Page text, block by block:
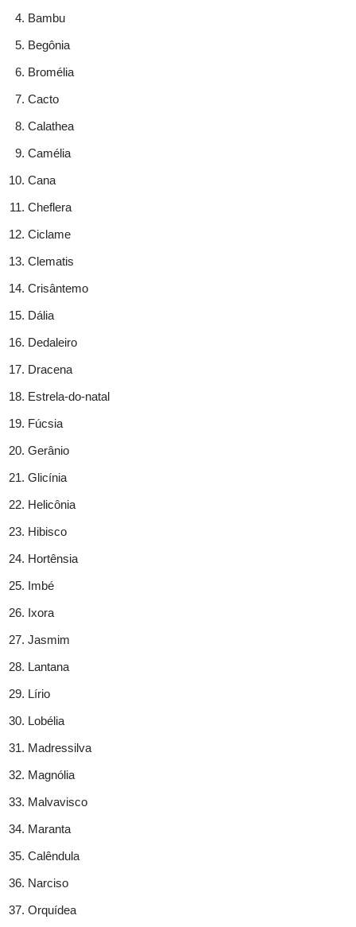
Bambu
Begônia
Bromélia
Cacto
Calathea
Camélia
Cana
Cheflera
Ciclame
Clematis
Crisântemo
Dália
Dedaleiro
Dracena
Estrela-do-natal
Fúcsia
Gerânio
Glicínia
Helicônia
Hibisco
Hortênsia
Imbé
Ixora
Jasmim
Lantana
Lírio
Lobélia
Madressilva
Magnólia
Malvavisco
Maranta
Calêndula
Narciso
Orquídea